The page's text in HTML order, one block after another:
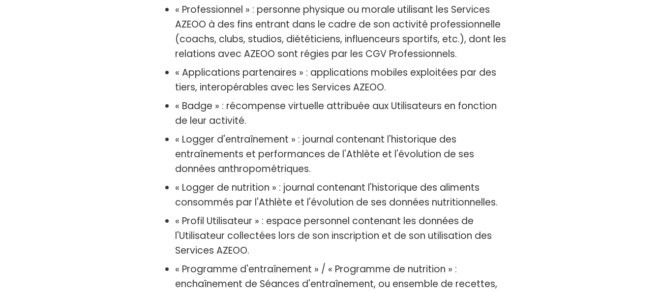
« Professionnel » : personne physique ou morale utilisant les Services
AZEOO à des fins entrant dans le cadre de son activité professionnelle
(coachs, clubs, studios, diététiciens, influenceurs sportifs, etc.), dont les
relations avec AZEOO sont régies par les CGV Professionnels.
« Applications partenaires » : applications mobiles exploitées par des
tiers, interopérables avec les Services AZEOO.
« Badge » : récompense virtuelle attribuée aux Utilisateurs en fonction
de leur activité.
« Logger d'entraînement » : journal contenant l'historique des
entraînements et performances de l'Athlète et l'évolution de ses
données anthropométriques.
« Logger de nutrition » : journal contenant l'historique des aliments
consommés par l'Athlète et l'évolution de ses données nutritionnelles.
« Profil Utilisateur » : espace personnel contenant les données de
l'Utilisateur collectées lors de son inscription et de son utilisation des
Services AZEOO.
« Programme d'entraînement » / « Programme de nutrition » :
enchaînement de Séances d'entraînement, ou ensemble de recettes,